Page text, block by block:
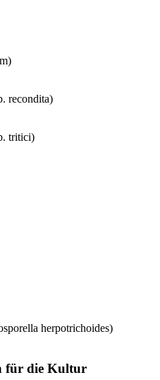
recondita)
tritici)
herpotrichoides)
für die Kultur